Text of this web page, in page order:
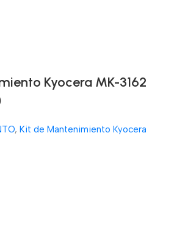
Kyocera MK-3162
, Kit de Mantenimiento Kyocera